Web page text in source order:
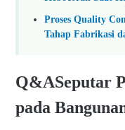
Proses Quality
Tahap Fabrikasi
Q&ASeputar
pada